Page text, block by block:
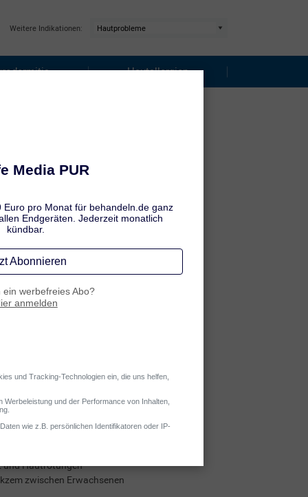
Weitere Indikationen:
Hautallergien
Schuppen, die sich z. B. auf
und Hautrötungen
zwischen Erwachsenen